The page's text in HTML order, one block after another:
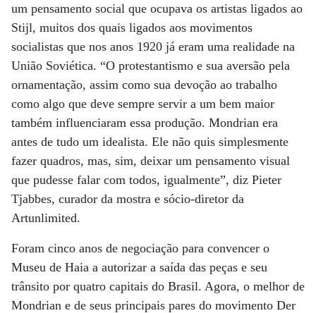
um pensamento social que ocupava os artistas ligados ao
Stijl, muitos dos quais ligados aos movimentos
socialistas que nos anos 1920 já eram uma realidade na
União Soviética. “O protestantismo e sua aversão pela
ornamentação, assim como sua devoção ao trabalho
como algo que deve sempre servir a um bem maior
também influenciaram essa produção. Mondrian era
antes de tudo um idealista. Ele não quis simplesmente
fazer quadros, mas, sim, deixar um pensamento visual
que pudesse falar com todos, igualmente”, diz Pieter
Tjabbes, curador da mostra e sócio-diretor da
Artunlimited.
Foram cinco anos de negociação para convencer o
Museu de Haia a autorizar a saída das peças e seu
trânsito por quatro capitais do Brasil. Agora, o melhor de
Mondrian e de seus principais pares do movimento Der